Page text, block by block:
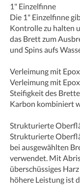
1" Einzelfinne
Die 1" Einzelfinne
Kontrolle zu halten
das Brett zum
und Spins aufs
Verleimung mit
Verleimung mit
Steifigkeit des
Karbon kombiniert
Strukturierte
Strukturierte
bei ausgewählten
verwendet. Mit
überschüssiges
höhere Leistung ist